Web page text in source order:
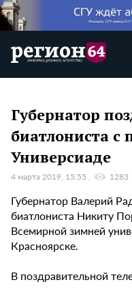
Губернатор
биатлониста с
Универсиаде
4 марта 2019, 15:55 1283
Губернатор Валерий
биатлониста Никиту
Всемирной зимней
Красноярске.
В поздравительной